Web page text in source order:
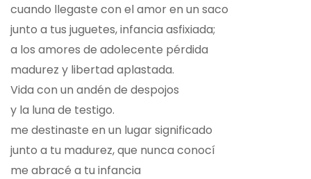
cuando llegaste con el amor en un saco
junto a tus juguetes, infancia asfixiada;
a los amores de adolecente pérdida
madurez y libertad aplastada.
Vida con un andén de despojos
y la luna de testigo.
me destinaste en un lugar significado
junto a tu madurez, que nunca conocí
me abracé a tu infancia